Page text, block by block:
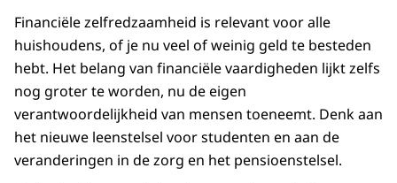
Financiële zelfredzaamheid is relevant voor alle
huishoudens, of je nu veel of weinig geld te besteden
hebt. Het belang van financiële vaardigheden lijkt zelfs
nog groter te worden, nu de eigen
verantwoordelijkheid van mensen toeneemt. Denk aan
het nieuwe leenstelsel voor studenten en aan de
veranderingen in de zorg en het pensioenstelsel.